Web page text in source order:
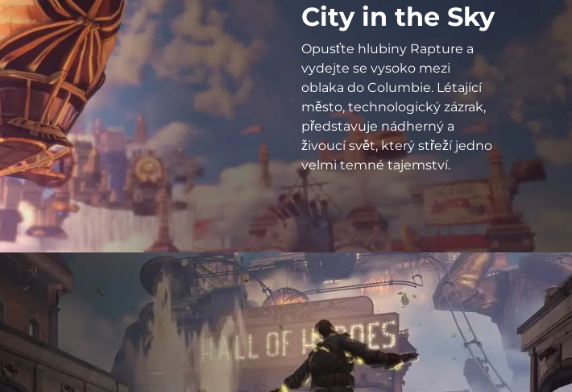
City in the Sky
Opusťte hlubiny Rapture a
vydejte se vysoko mezi
oblaka do Columbie. Létající
město, technologický zázrak,
představuje nádherný a
živoucí svět, který střeží jedno
velmi temné tajemství.